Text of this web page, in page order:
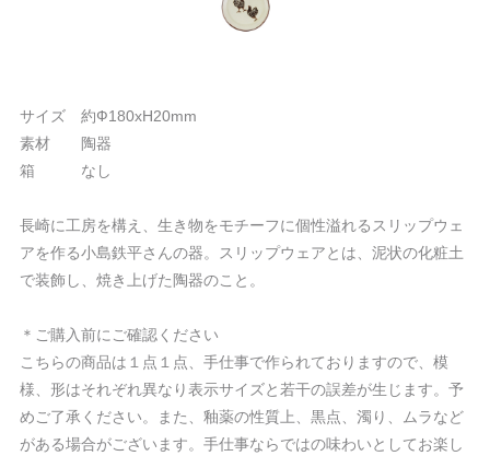
サイズ 約Ф180xH20mm
素材 陶器
箱 なし
長崎に工房を構え、生き物をモチーフに個性溢れるスリップウェ
アを作る小島鉄平さんの器。スリップウェアとは、泥状の化粧土
で装飾し、焼き上げた陶器のこと。
＊ご購入前にご確認ください
こちらの商品は１点１点、手仕事で作られておりますので、模
様、形はそれぞれ異なり表示サイズと若干の誤差が生じます。予
めご了承ください。また、釉薬の性質上、黒点、濁り、ムラなど
がある場合がございます。手仕事ならではの味わいとしてお楽し